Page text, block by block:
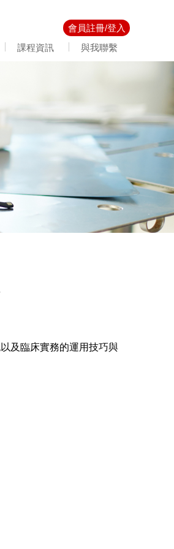
會員註冊/登入
課程資訊 與我聯繫
及臨床實務的運用技巧與